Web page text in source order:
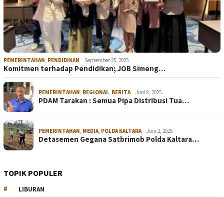
PEMERINTAHAN PENDIDIKAN September 25, 2025
Komitmen terhadap Pendidikan; JOB Simeng…
PEMERINTAHAN REGIONAL BERITA Juni 8, 2025
PDAM Tarakan : Semua Pipa Distribusi Tua…
PEMERINTAHAN MEDIA POLDA KALTARA Juni 2, 2025
Detasemen Gegana Satbrimob Polda Kaltara…
TOPIK POPULER
LIBURAN